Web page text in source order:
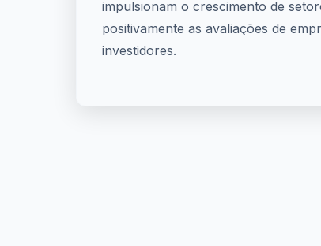
impulsionam o crescimento de
positivamente as avaliações de
investidores.